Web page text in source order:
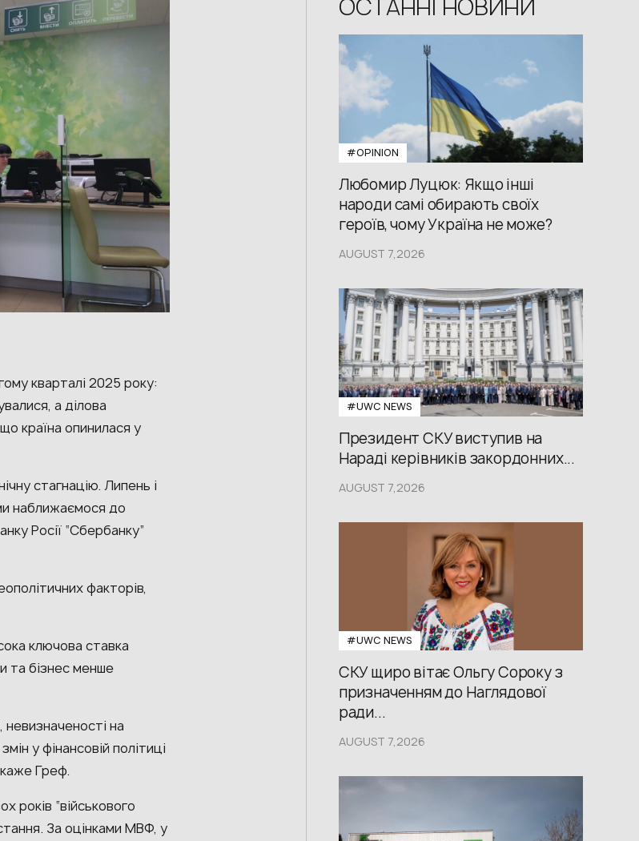
кварталі 2025 року:
а ділова
країна опинилася у
стагнацію. Липень і
наближаємося до
Росії “Сбербанку”
факторів,
ключова ставка
та бізнес менше
невизначеності на
у фінансовій політиці
каже Греф.
років “військового
За оцінками МВФ, у
ОСТАННІ НОВИНИ
#OPINION
Любомир Луцюк: Якщо інші
народи самі обирають своїх
героїв, чому Україна не може?
AUGUST 7,2026
#UWС NEWS
Президент СКУ виступив на
Нараді керівників закордонних...
AUGUST 7,2026
#UWС NEWS
СКУ щиро вітає Ольгу Сороку з
призначенням до Наглядової
ради...
AUGUST 7,2026